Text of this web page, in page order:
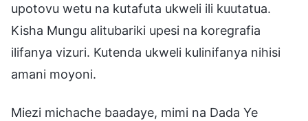
upotovu wetu na kutafuta ukweli ili kuutatua.
Kisha Mungu alitubariki upesi na koregrafia
ilifanya vizuri. Kutenda ukweli kulinifanya nihisi
amani moyoni.
Miezi michache baadaye, mimi na Dada Ye